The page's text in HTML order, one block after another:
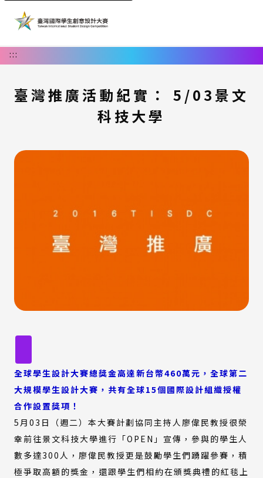
:::
臺灣推廣活動紀實： 5/03景文
科技大學
全球學生設計大賽總獎金高達新台幣460萬元，全球第二
大規模學生設計大賽，共有全球15個國際設計組織授權
合作設置獎項！
5月03日（週二）本大賽計劃協同主持人廖偉民教授很榮
幸前往景文科技大學進行「OPEN」宣傳，參與的學生人
數多達300人，廖偉民教授更是鼓勵學生們踴躍參賽，積
極爭取高額的獎金，還跟學生們相約在頒獎典禮的紅毯上